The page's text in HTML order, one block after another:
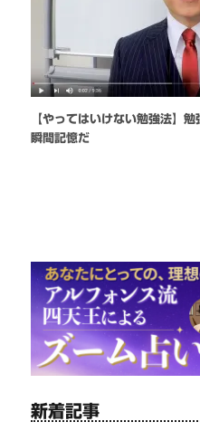
【やってはいけない勉強法】
瞬間記憶だ
新着記事